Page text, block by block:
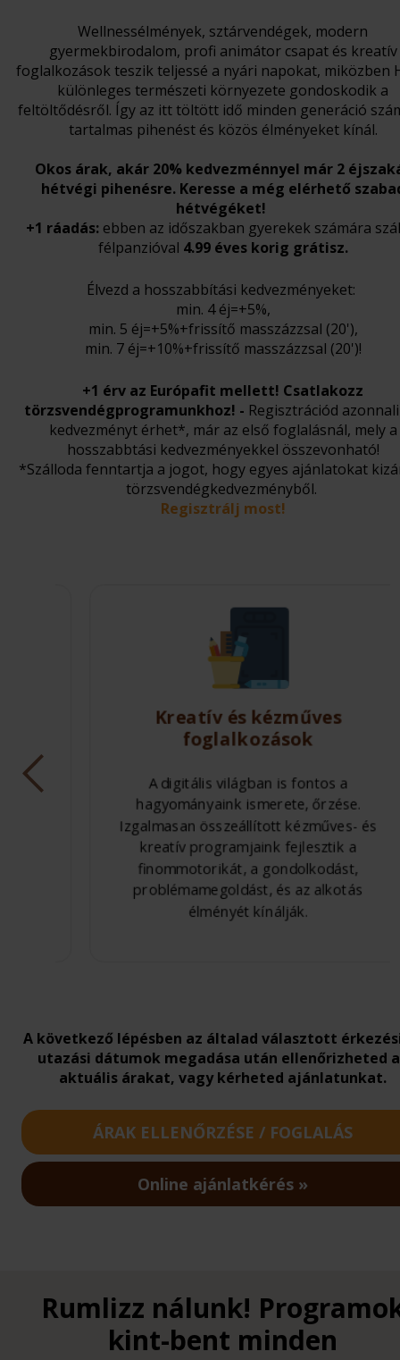
Wellnessélmények, sztárvendégek, modern
gyermekbirodalom, profi animátor csapat és kreatív
foglalkozások teszik teljessé a nyári napokat, miközben
különleges természeti környezete gondoskodik a
feltöltődésről. Így az itt töltött idő minden generáció
tartalmas pihenést és közös élményeket kínál.
Okos árak, akár 20% kedvezménnyel már 2
hétvégi pihenésre. Keresse a még elérhető
hétvégéket!
+1 ráadás: ebben az időszakban gyerekek számára
félpanzióval 4.99 éves korig grátisz.
Élvezd a hosszabbítási kedvezményeket:
min. 4 éj=+5%,
min. 5 éj=+5%+frissítő masszázzsal (20'),
min. 7 éj=+10%+frissítő masszázzsal (20')!
+1 érv az Európafit mellett! Csatlakozz
törzsvendégprogramunkhoz! - Regisztrációd
kedvezményt érhet*, már az első foglalásnál, mely a
hosszabbtási kedvezményekkel összevonható!
*Szálloda fenntartja a jogot, hogy egyes ajánlatokat
törzsvendégkedvezményből.
Regisztrálj most!
Kreatív és kézműves
foglalkozások
A digitális világban is fontos a
hagyományaink ismerete, őrzése.
Izgalmasan összeállított kézműves- és
kreatív programjaink fejlesztik a
finommotorikát, a gondolkodást,
problémamegoldást, és az alkotás
élményét kínálják.
A következő lépésben az általad választott
utazási dátumok megadása után ellenőrizheted
aktuális árakat, vagy kérheted ajánlatunkat.
ÁRAK ELLENŐRZÉSE / FOGLALÁS
Online ajánlatkérés
Rumlizz nálunk!
kint-bent minden